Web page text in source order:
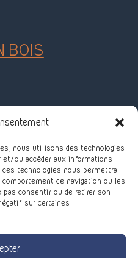
nous utilisons des technologies
ou accéder aux informations
technologies nous permettra
de navigation ou les
consentir ou de retirer son
sur certaines
BOIS